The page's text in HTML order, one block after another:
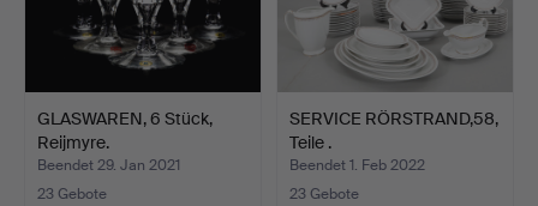
GLASWAREN, 6 Stück,
Reijmyre.
Beendet 29. Jan 2021
23 Gebote
SERVICE RÖRSTRAND,58,
Teile .
Beendet 1. Feb 2022
23 Gebote